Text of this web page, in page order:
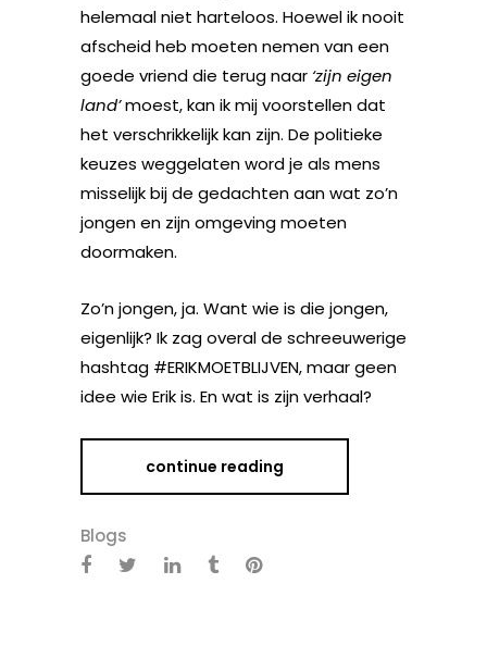
helemaal niet harteloos. Hoewel ik nooit
afscheid heb moeten nemen van een
goede vriend die terug naar ‘zijn eigen
land’moest, kan ik mij voorstellen dat
het verschrikkelijk kan zijn. De politieke
keuzes weggelaten word je als mens
misselijk bij de gedachten aan wat zo’n
jongen en zijn omgeving moeten
doormaken.
Zo’n jongen, ja. Want wie is die jongen,
eigenlijk? Ik zag overal de schreeuwerige
hashtag #ERIKMOETBLIJVEN, maar geen
idee wie Erik is. En wat is zijn verhaal?
continue reading
Blogs